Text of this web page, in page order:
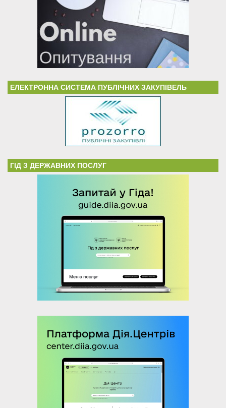
ЕЛЕКТРОННА СИСТЕМА ПУБЛІЧНИХ ЗАКУПІВЕЛЬ
ГІД З ДЕРЖАВНИХ ПОСЛУГ